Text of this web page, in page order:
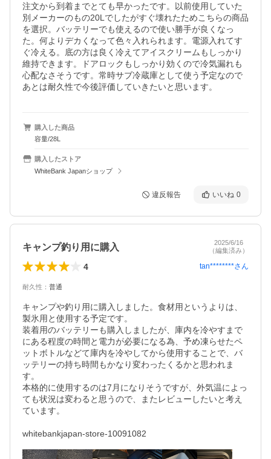
注文から到着までとても早かったです。以前使用していた
別メーカーのもの20Lでしたがすぐ壊れたためこちらの商品
を選択。バッテリーでも使えるので使い勝手が良くなっ
た。何よりデカくなって色々入れられます。電源入れてす
ぐ冷える。底の方は良く冷えてアイスクリームもしっかり
維持できます。ドアロックもしっかり効くので冷気漏れも
心配なさそうです。常時サブ冷蔵庫として使う予定なので
あとは耐久性で今後評価していきたいと思います。
購入した商品
容量/28L
購入したストア
WhiteBank Japanショップ
違反報告 いいね 0
キャンプ釣り用に購入
2025/6/16
（編集済み）
4 tan********さん
耐久性 ： 普通
キャンプや釣り用に購入しました。食材用というよりは、
製氷用と使用する予定です。
装着用のバッテリーも購入しましたが、庫内を冷やすまで
にある程度の時間と電力が必要になる為、予め凍らせたペ
ットボトルなどて庫内を冷やしてから使用することで、バ
ッテリーの持ち時間もかなり変わったくるかと思われま
す。
本格的に使用するのは7月になりそうですが、外気温によっ
ても状況は変わると思うので、またレビューしたいと考え
ています。
whitebankjapan-store-10091082